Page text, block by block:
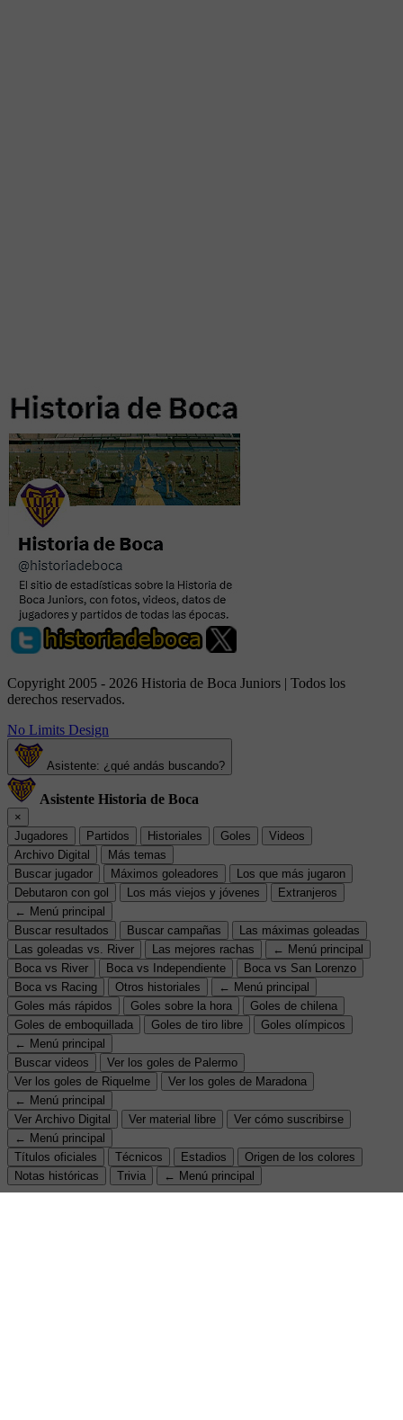
Copyright 2005 - 2026 Historia de Boca Juniors | Todos los
derechos reservados.
No Limits Design
Asistente: ¿qué andás buscando?
Asistente Historia de Boca
×
Jugadores
Partidos Historiales Goles
Videos
Archivo Digital
Más temas
Buscar jugador
Máximos goleadores
Los que más jugaron
Debutaron con gol
Los más viejos y jóvenes
Extranjeros
← Menú principal
Buscar resultados
Buscar campañas
Las máximas goleadas
Las goleadas vs. River
Las mejores rachas
← Menú principal
Boca vs River
Boca vs Independiente
Boca vs San Lorenzo
Boca vs Racing
Otros historiales
← Menú principal
Goles más rápidos
Goles sobre la hora
Goles de chilena
Goles de emboquillada
Goles de tiro libre
Goles olímpicos
← Menú principal
Buscar videos
Ver los goles de Palermo
Ver los goles de Riquelme
Ver los goles de Maradona
← Menú principal
Ver Archivo Digital
Ver material libre
Ver cómo suscribirse
← Menú principal
Títulos oficiales
Técnicos Estadios
Origen de los colores
Notas históricas
Trivia ← Menú principal